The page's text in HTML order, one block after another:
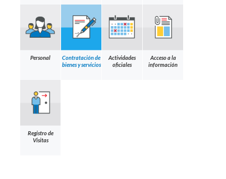
Personal
Contratación de
bienes y servicios
Actividades
oficiales
Acceso a la
información
Registro de
Visitas